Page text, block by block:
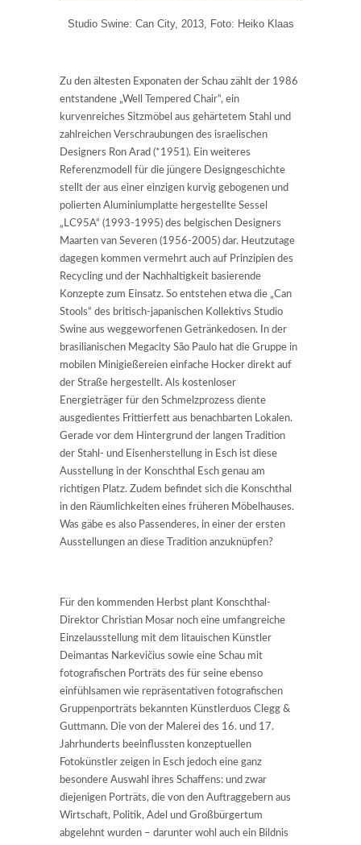
Studio Swine: Can City, 2013, Foto: Heiko Klaas
Zu den ältesten Exponaten der Schau zählt der 1986
entstandene „Well Tempered Chair“, ein
kurvenreiches Sitzmöbel aus gehärtetem Stahl und
zahlreichen Verschraubungen des israelischen
Designers Ron Arad (*1951). Ein weiteres
Referenzmodell für die jüngere Designgeschichte
stellt der aus einer einzigen kurvig gebogenen und
polierten Aluminiumplatte hergestellte Sessel
„LC95A“ (1993-1995) des belgischen Designers
Maarten van Severen (1956-2005) dar. Heutzutage
dagegen kommen vermehrt auch auf Prinzipien des
Recycling und der Nachhaltigkeit basierende
Konzepte zum Einsatz. So entstehen etwa die „Can
Stools“ des britisch-japanischen Kollektivs Studio
Swine aus weggeworfenen Getränkedosen. In der
brasilianischen Megacity São Paulo hat die Gruppe in
mobilen Minigießereien einfache Hocker direkt auf
der Straße hergestellt. Als kostenloser
Energieträger für den Schmelzprozess diente
ausgedientes Frittierfett aus benachbarten Lokalen.
Gerade vor dem Hintergrund der langen Tradition
der Stahl- und Eisenherstellung in Esch ist diese
Ausstellung in der Konschthal Esch genau am
richtigen Platz. Zudem befindet sich die Konschthal
in den Räumlichkeiten eines früheren Möbelhauses.
Was gäbe es also Passenderes, in einer der ersten
Ausstellungen an diese Tradition anzuknüpfen?
Für den kommenden Herbst plant Konschthal-
Direktor Christian Mosar noch eine umfangreiche
Einzelausstellung mit dem litauischen Künstler
Deimantas Narkevičius sowie eine Schau mit
fotografischen Porträts des für seine ebenso
einfühlsamen wie repräsentativen fotografischen
Gruppenporträts bekannten Künstlerduos Clegg &
Guttmann. Die von der Malerei des 16. und 17.
Jahrhunderts beeinflussten konzeptuellen
Fotokünstler zeigen in Esch jedoch eine ganz
besondere Auswahl ihres Schaffens: und zwar
diejenigen Porträts, die von den Auftraggebern aus
Wirtschaft, Politik, Adel und Großbürgertum
abgelehnt wurden – darunter wohl auch ein Bildnis